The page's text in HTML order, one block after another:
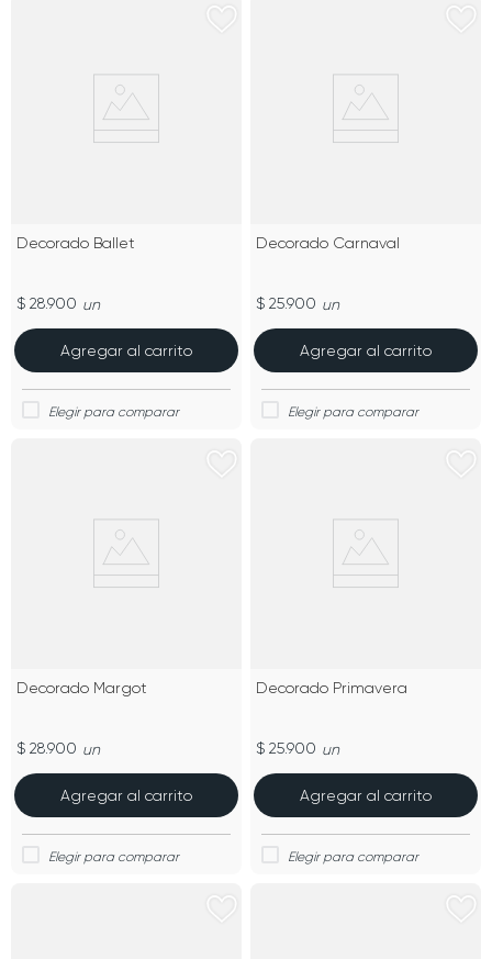
Decorado Ballet
$ 28.900 un
Agregar al carrito
Decorado Carnaval
$ 25.900 un
Agregar al carrito
Decorado Margot
$ 28.900 un
Agregar al carrito
Decorado Primavera
$ 25.900 un
Agregar al carrito